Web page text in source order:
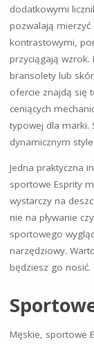
dodatkowymi
pozwalają mierzyć
kontrastowymi,
przyciągają
bransolety lub
ofercie znajdą się
ceniących
typowej dla marki.
dynamicznym
Jedna praktyczna
sportowe Esprity
wystarczy na
nie na pływanie
sportowego
narzędziowy.
będziesz go nosić.
Męskie, sportowe